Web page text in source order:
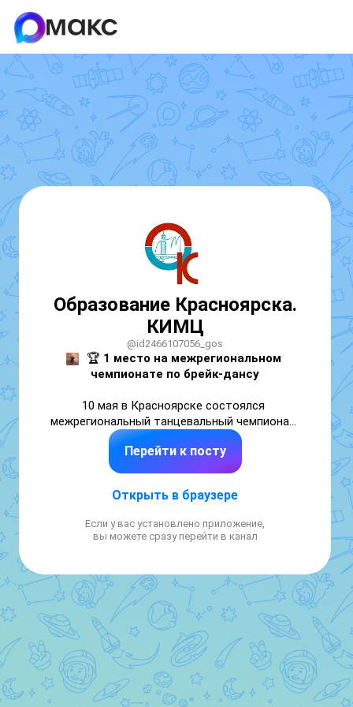
Образование Красноярска.
КИМЦ
@id2466107056_gos
🏆 1 место на межрегиональном
чемпионате по брейк-дансу
10 мая в Красноярске состоялся
межрегиональный танцевальный чемпионат
по брейк-дансу «Алхимия 2026»!
Лучшие танцоры со всего региона
показать свое мастерство, энергию и стиль
«Breaking bboy solo 2017-2018»!
Поздравляем Савелия с блистательной
победой! 👏
#ОбразованиеКрасноярск
#ШколыКрасноярска
Перейти к посту
Открыть в браузере
Если у вас установлено приложение,
вы можете сразу перейти в канал